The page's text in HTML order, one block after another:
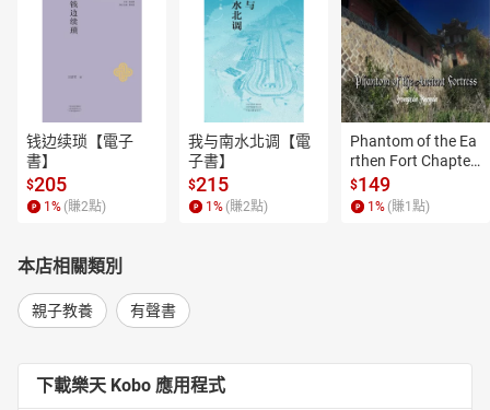
钱边续琐【電子
書】
$205
1 % (賺2點)
我与南水北调【電
子書】
$215
1 % (賺2點)
Phantom of the Ea
rthen Fort Chapter
4【有聲書】
$149
1 % (賺1 點)
本店相關類別
親子教養 有聲書
下載樂天 Kobo 應用程式